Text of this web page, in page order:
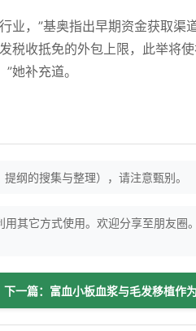
业，”基奥指出早期资金获取渠
税收抵免的外包上限，此举将
她补充道。
纲的搜集与整理），请注意甄别。
其它方式使用。欢迎分享至朋友圈。